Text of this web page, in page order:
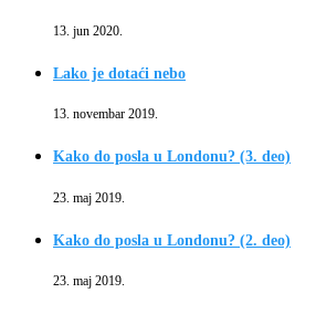
13. jun 2020.
Lako je dotaći nebo
13. novembar 2019.
Kako do posla u Londonu? (3. deo)
23. maj 2019.
Kako do posla u Londonu? (2. deo)
23. maj 2019.